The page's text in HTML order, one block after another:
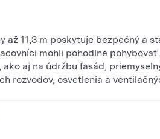
až 11,3 m poskytuje bezpečný a
mohli pohodlne
aj na údržbu fasád,
rozvodov, osvetlenia a